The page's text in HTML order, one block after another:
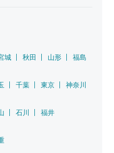
城 秋田 山形
福島
千葉 東京
神奈川
石川
福井